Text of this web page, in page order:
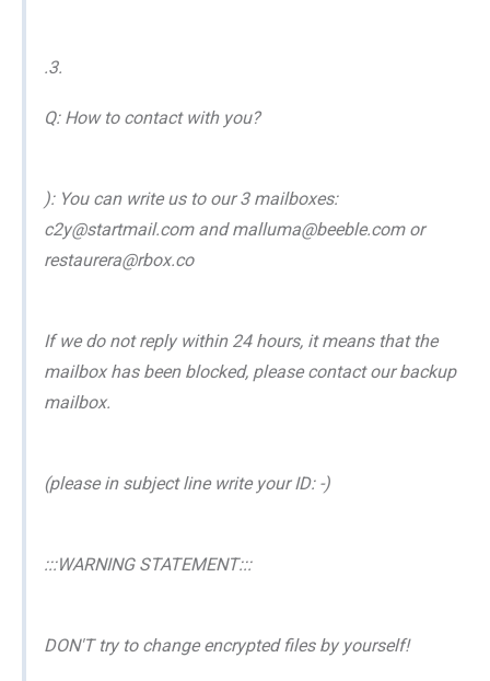
.3.
Q: How to contact with you?
): You can write us to our 3 mailboxes:
c2y@startmail.com and malluma@beeble.com or
restaurera@rbox.co
If we do not reply within 24 hours, it means that the
mailbox has been blocked, please contact our backup
mailbox.
(please in subject line write your ID: -)
:::WARNING STATEMENT:::
DON'T try to change encrypted files by yourself!